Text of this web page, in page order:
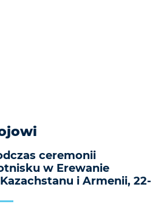
ceremonii
w Erewanie
i Armenii, 22-